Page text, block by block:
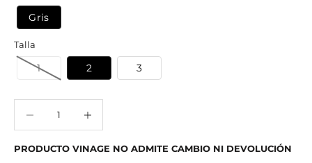
Gris
Talla
1 2 3
PRODUCTO VINAGE NO ADMITE CAMBIO NI DEVOLUCIÓN